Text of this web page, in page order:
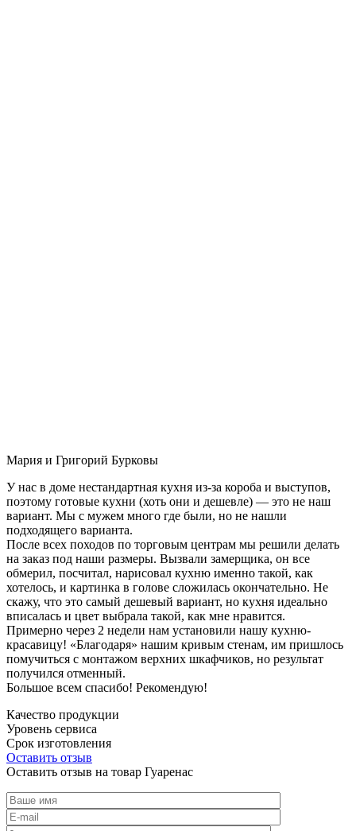
Мария и Григорий Бурковы
У нас в доме нестандартная кухня из-за короба и выступов,
поэтому готовые кухни (хоть они и дешевле) — это не наш
вариант. Мы с мужем много где были, но не нашли
подходящего варианта.
После всех походов по торговым центрам мы решили делать
на заказ под наши размеры. Вызвали замерщика, он все
обмерил, посчитал, нарисовал кухню именно такой, как
хотелось, и картинка в голове сложилась окончательно. Не
скажу, что это самый дешевый вариант, но кухня идеально
вписалась и цвет выбрала такой, как мне нравится.
Примерно через 2 недели нам установили нашу кухню-
красавицу! «Благодаря» нашим кривым стенам, им пришлось
помучиться с монтажом верхних шкафчиков, но результат
получился отменный.
Большое всем спасибо! Рекомендую!
Качество продукции
Уровень сервиса
Срок изготовления
Оставить отзыв
Оставить отзыв на товар Гуаренас